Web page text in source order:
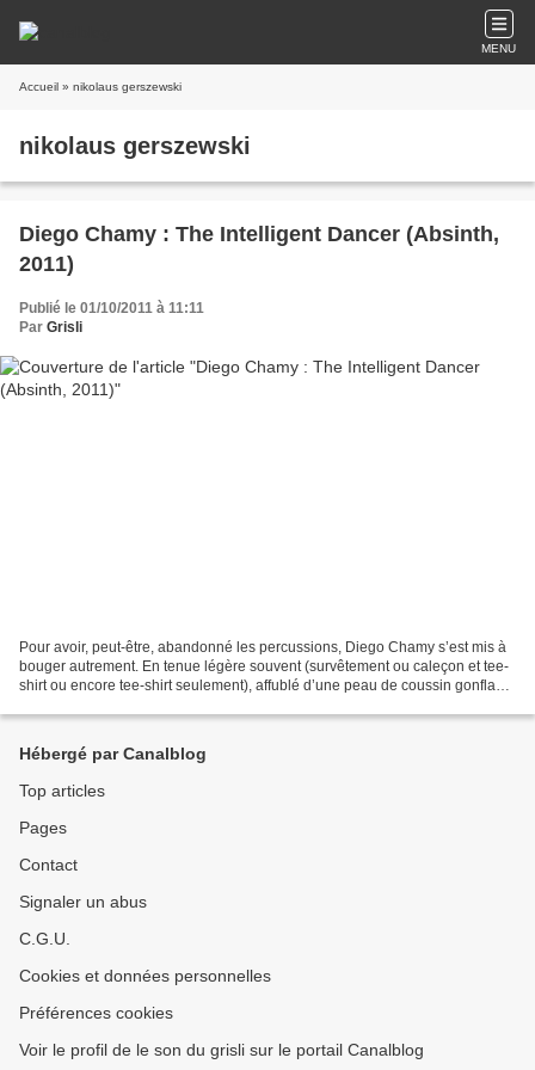
MENU
Accueil » nikolaus gerszewski
nikolaus gerszewski
Diego Chamy : The Intelligent Dancer (Absinth,
2011)
Publié le 01/10/2011 à 11:11
Par Grisli
Pour avoir, peut-être, abandonné les percussions, Diego Chamy s’est mis à
bouger autrement. En tenue légère souvent (survêtement ou caleçon et tee-
shirt ou encore tee-shirt seulement), affublé d’une peau de coussin gonflable
Hébergé par Canalblog
Top articles
Pages
Contact
Signaler un abus
C.G.U.
Cookies et données personnelles
Préférences cookies
Voir le profil de le son du grisli sur le portail Canalblog